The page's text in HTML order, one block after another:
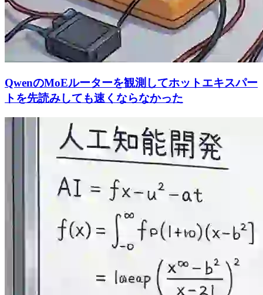
QwenのMoEルーターを観測してホットエキスパー
トを先読みしても速くならなかった